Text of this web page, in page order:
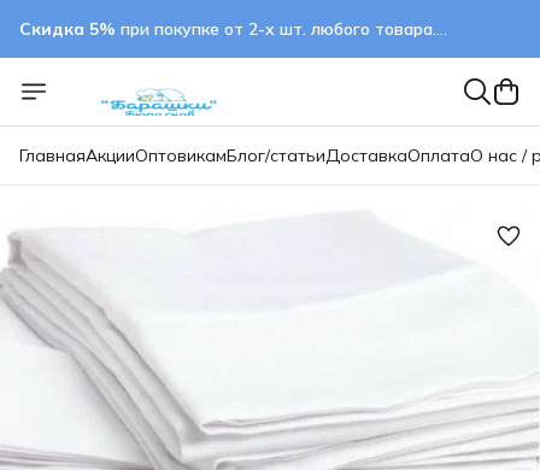
Скидка 5% при покупке от 2-х шт. любого товара.
ГлавнаяАкцииОптовикамБлог/статьиДоставкаОплатаО нас /